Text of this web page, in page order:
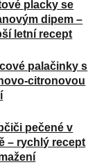
placky se
dipem –
letní recept
palačinky s
citronovou
pečené v
– rychlý recept